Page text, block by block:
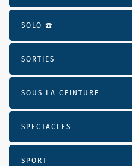
SOLO ☎️
SORTIES
SOUS LA CEINTURE
SPECTACLES
SPORT